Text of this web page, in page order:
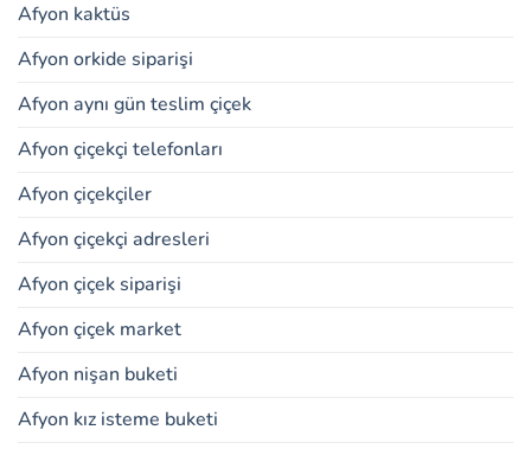
Afyon kaktüs
Afyon orkide siparişi
Afyon aynı gün teslim çiçek
Afyon çiçekçi telefonları
Afyon çiçekçiler
Afyon çiçekçi adresleri
Afyon çiçek siparişi
Afyon çiçek market
Afyon nişan buketi
Afyon kız isteme buketi